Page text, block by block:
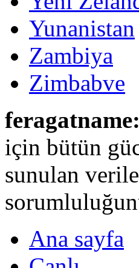
Yunanistan
Zambiya
Zimbabve
feragatname:
için bütün
sunulan
Ana sayfa